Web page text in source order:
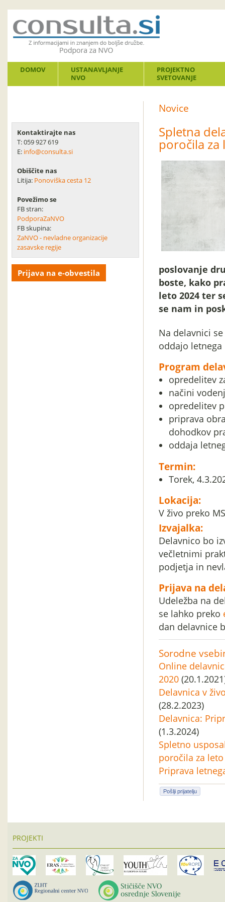
DOMOV
USTANAVLJANJE
NVO
PROJEKTNO
SVETOVANJE
Kontaktirajte nas
T: 059 927 619
E: info@consulta.si
Obiščite nas
Litija: Ponoviška cesta 12
Povežimo se
FB stran:
PodporaZaNVO
FB skupina:
ZaNVO - nevladne organizacije
zasavske regije
Prijava na e-obvestila
Novice
Spletna
poročila za
poslovanje
boste, kako
leto 2024 ter
se nam in
Na delavnici
oddajo
Program
opredelitev
načini
opredelitev
priprava
dohodkov
oddaja
Termin:
Torek,
Lokacija:
V živo preko
Izvajalka:
Delavnico bo
večletnimi
podjetja in
Prijava na
Udeležba na
se lahko preko
dan delavnice
Sorodne
Online
2020
Delavnica v
(28.2.2023)
Delavnica:
(1.3.2024)
Spletno
poročila za
Priprava
Pošlji prijatelju
PROJEKTI